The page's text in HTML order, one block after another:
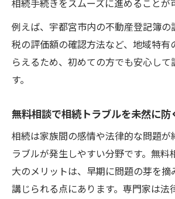
相続手続きをスムーズに進めることが
例えば、宇都宮市内の不動産登記簿の
税の評価額の確認方法など、地域特有
らえるため、初めての方でも安心して
す。
無料相談で相続トラブルを未然に防
相続は家族間の感情や法律的な問題が
ラブルが発生しやすい分野です。無料
大のメリットは、早期に問題の芽を摘
講じられる点にあります。専門家は法